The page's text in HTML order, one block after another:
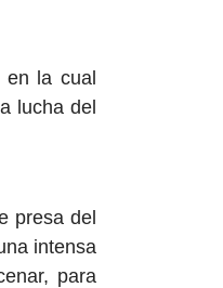
la cual
lucha del
presa del
intensa
para